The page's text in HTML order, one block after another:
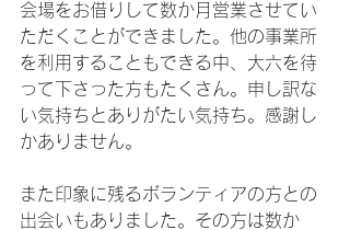
会場をお借りして数か月営業させてい
ただくことができました。他の事業所
を利用することもできる中、大六を待
って下さった方もたくさん。申し訳な
い気持ちとありがたい気持ち。感謝し
かありません。
また印象に残るボランティアの方との
出会いもありました。その方は数か